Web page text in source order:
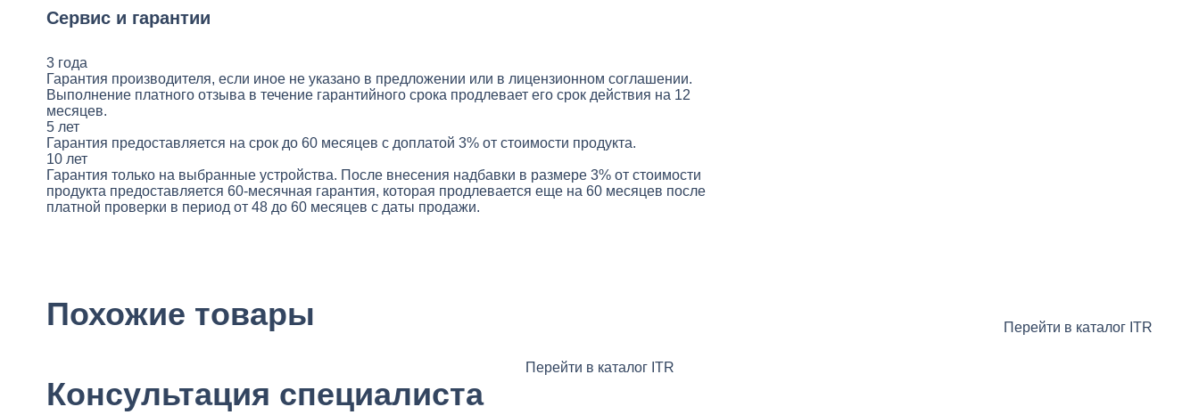
Сервис и гарантии
3 года
Гарантия производителя, если иное не указано в предложении или в лицензионном соглашении.
Выполнение платного отзыва в течение гарантийного срока продлевает его срок действия на 12
месяцев.
5 лет
Гарантия предоставляется на срок до 60 месяцев с доплатой 3% от стоимости продукта.
10 лет
Гарантия только на выбранные устройства. После внесения надбавки в размере 3% от стоимости
продукта предоставляется 60-месячная гарантия, которая продлевается еще на 60 месяцев после
платной проверки в период от 48 до 60 месяцев с даты продажи.
Похожие товары Перейти в каталог ITR
Перейти в каталог ITR
Консультация специалиста